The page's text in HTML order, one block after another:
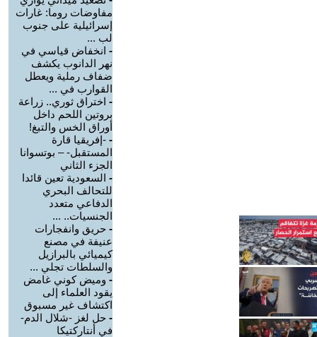
مفاوضات روما: غارات
إسرائيلية على جنوب
لب ...
- انخفاض قياسي في
نهر الدانوب يكشف
ضفاف رملية ويعطل
القوارب في ...
- اختراق ثوري.. زراعة
بروتين اللحم داخل
أوراق الخس والتبغ!
- -إفريقيا قارة
المستقبل- – بوتسوانا
الجزء الثاني
- السعودية تعين قائدا
للتحالف البحري
الدفاعي متعدد
الجنسيات.. ...
- حريق وانفجارات
عنيفة في مصنع
كيميائي بالبرازيل
والسلطات تجلي ...
- وميض كوني غامض
يقود العلماء إلى
اكتشاف غير مسبوق
- حل لغز -شلال الدم-
في أنتاركتيكا